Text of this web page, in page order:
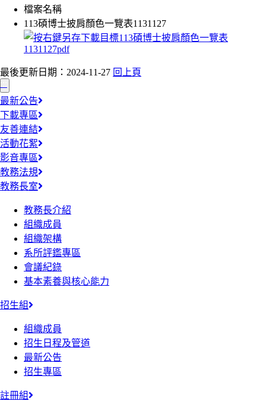
檔案名稱
113碩博士披肩顏色一覽表1131127
最後更新日期：2024-11-27 回上頁
:::
最新公告
下載專區
友善連結
活動花絮
影音專區
教務法規
教務長室
教務長介紹
組織成員
組織架構
系所評鑑專區
會議紀錄
基本素養與核心能力
招生組
組織成員
招生日程及管道
最新公告
招生專區
註冊組